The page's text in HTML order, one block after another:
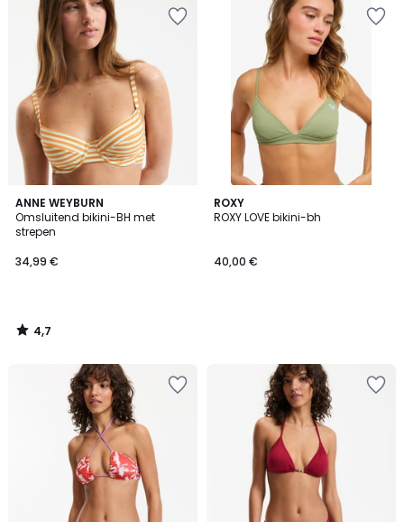
ANNE WEYBURN
Omsluitend bikini-BH met
strepen
34,99 €
4,7
/ 5
4,7
/
ROXY
ROXY LOVE bikini-bh
40,00 €